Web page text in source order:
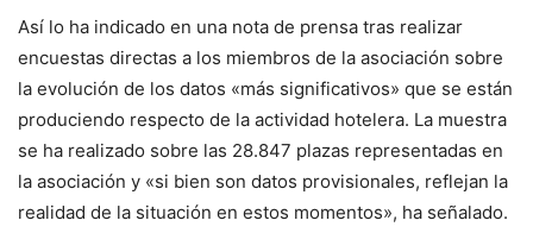
Así lo ha indicado en una nota de prensa tras realizar
encuestas directas a los miembros de la asociación sobre
la evolución de los datos «más significativos» que se están
produciendo respecto de la actividad hotelera. La muestra
se ha realizado sobre las 28.847 plazas representadas en
la asociación y «si bien son datos provisionales, reflejan la
realidad de la situación en estos momentos», ha señalado.